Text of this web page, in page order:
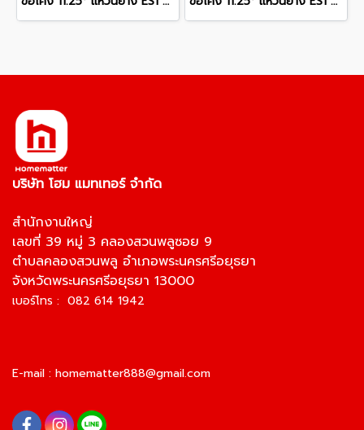
บริษัท โฮม แมทเทอร์ จำกัด
สำนักงานใหญ่
เลขที่ 39 หมู่ 3 คลองสวนพลูซอย 9
ตำบลคลองสวนพลู อำเภอพระนครศรีอยุธยา
จังหวัดพระนครศรีอยุธยา 13000
เบอร์โทร : 082 614 1942
E-mail : homematter888@gmail.com